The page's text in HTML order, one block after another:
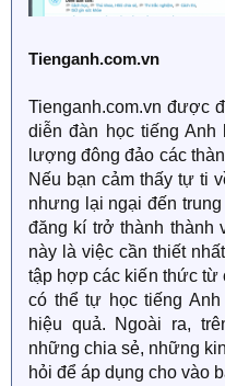
Tienganh.com.vn
Tienganh.com.vn được
diễn đàn học tiếng
lượng đông đảo các
Nếu bạn cảm thấy tự ti
nhưng lại ngại đến
đăng kí trở thành thành
này là việc cần thiết
tập hợp các kiến thức từ
có thể tự học tiếng
hiệu quả. Ngoài ra,
những chia sẻ, những
hỏi để áp dụng cho vào